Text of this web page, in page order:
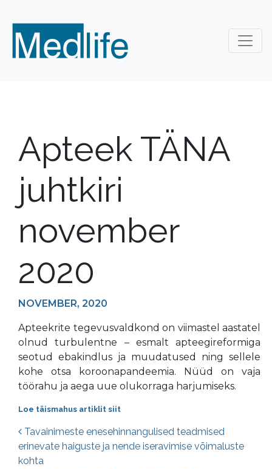
Apteek TÄNA
juhtkiri
november
2020
NOVEMBER, 2020
Apteekrite tegevusvaldkond on viimastel aastatel
olnud turbulentne – esmalt apteegireformiga
seotud ebakindlus ja muudatused ning sellele
kohe otsa koroonapandeemia. Nüüd on vaja
töörahu ja aega uue olukorraga harjumiseks.
Loe täismahus artiklit siit
Postituste navigatsioon
Tavainimeste enesehinnangulised teadmised
erinevate haiguste ja nende iseravimise võimaluste
kohta